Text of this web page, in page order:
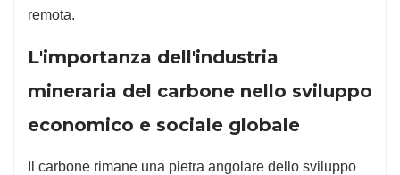
remota.
L'importanza dell'industria
mineraria del carbone nello sviluppo
economico e sociale globale
Il carbone rimane una pietra angolare dello sviluppo